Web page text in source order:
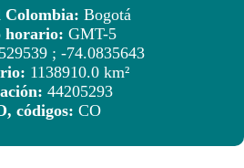
Colombia: Bogotá
horario: GMT-5
; -74.0835643
1138910.0 km²
44205293
códigos: CO